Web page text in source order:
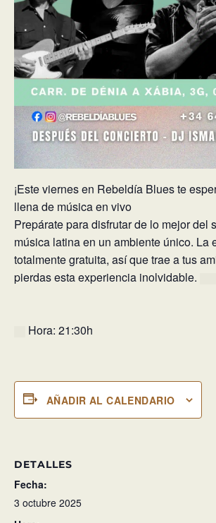
¡Este viernes en Rebeldía Blues te
llena de música en vivo
Prepárate para disfrutar de lo mejor del
música latina en un ambiente único. La
totalmente gratuita, así que trae a tus
pierdas esta experiencia inolvidable.
Hora: 21:30h
AÑADIR AL CALENDARIO
DETALLES
Fecha:
3 octubre 2025